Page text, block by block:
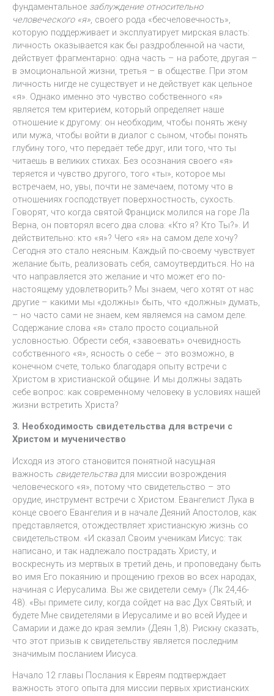
фундаментальное заблуждение относительно
человеческого «я» , своего рода «бесчеловечность»,
которую поддерживает и эксплуатирует мирская власть:
личность оказывается как бы раздробленной на части,
действует фрагментарно: одна часть – на работе, другая –
в эмоциональной жизни, третья – в обществе. При этом
личность нигде не существует и не действует как цельное
«я». Однако именно это чувство собственного «я»
является тем критерием, который определяет наше
отношение к другому: он необходим, чтобы понять жену
или мужа, чтобы войти в диалог с сыном, чтобы понять
глубину того, что передаёт тебе друг, или того, что ты
читаешь в великих стихах. Без осознания своего «я»
теряется и чувство другого, того «ты», которое мы
встречаем, но, увы, почти не замечаем, потому что в
отношениях господствует поверхностность, сухость.
Говорят, что когда святой Франциск молился на горе Ла
Верна, он повторял всего два слова: «Кто я? Кто Ты?». И
действительно: кто «я»? Чего «я» на самом деле хочу?
Сегодня это стало неясным. Каждый по-своему чувствует
желание быть, реализовать себя, самоутвердиться. Но на
что направляется это желание и что может его по-
настоящему удовлетворить? Мы знаем, чего хотят от нас
другие – какими мы «должны» быть, что «должны» думать,
– но часто сами не знаем, кем являемся на самом деле.
Содержание слова «я» стало просто социальной
условностью. Обрести себя, «завоевать» очевидность
собственного «я», ясность о себе – это возможно, в
конечном счете, только благодаря опыту встречи с
Христом в христианской общине. И мы должны задать
себе вопрос: как современному человеку в условиях нашей
жизни встретить Христа?
3. Необходимость свидетельства для встречи с
Христом и мученичество
Исходя из этого становится понятной насущная
важность свидетельства для миссии возрождения
человеческого «я», потому что свидетельство – это
орудие, инструмент встречи с Христом. Евангелист Лука в
конце своего Евангелия и в начале Деяний Апостолов, как
представляется, отождествляет христианскую жизнь со
свидетельством. «И сказал Своим ученикам Иисус: так
написано, и так надлежало пострадать Христу, и
воскреснуть из мертвых в третий день, и проповедану быть
во имя Его покаянию и прощению грехов во всех народах,
начиная с Иерусалима. Вы же свидетели сему» (Лк 24,46-
48). «Вы примете силу, когда сойдет на вас Дух Святый; и
будете Мне свидетелями в Иерусалиме и во всей Иудее и
Самарии и даже до края земли» (Деян 1,8). Рискну сказать,
что этот призыв к свидетельству является последним
значимым посланием Иисуса.
Начало 12 главы Послания к Евреям подтверждает
важность этого опыта для миссии первых христианских